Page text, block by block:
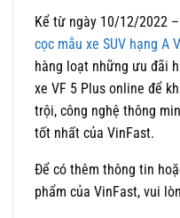
Kể từ ngày 10/12/2022
cọc mẫu xe SUV hạng A
hàng loạt những ưu đãi
xe VF 5 Plus online để
trội, công nghệ thông
tốt nhất của VinFast.
Để có thêm thông tin
phẩm của VinFast, vui